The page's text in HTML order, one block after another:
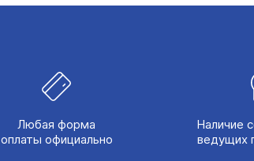
Любая форма
оплаты официально
Наличие
ведущих